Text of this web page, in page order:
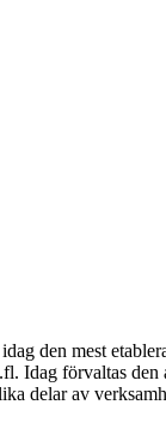
den mest
Idag förvaltas
delar av